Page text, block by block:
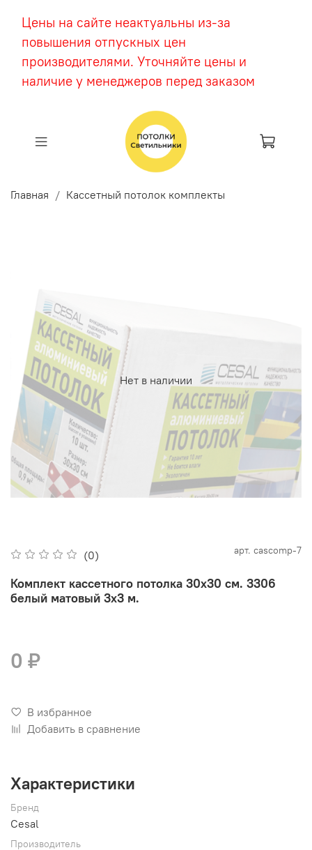
Цены на сайте неактуальны из-за
повышения отпускных цен
производителями. Уточняйте цены и
наличие у менеджеров перед заказом
Главная Кассетный потолок комплекты
Нет в наличии
(0) арт. cascomp-7
Комплект кассетного потолка 30х30 см. 3306
белый матовый 3х3 м.
0 ₽
В избранное
Добавить в сравнение
Характеристики
Бренд
Cesal
Производитель